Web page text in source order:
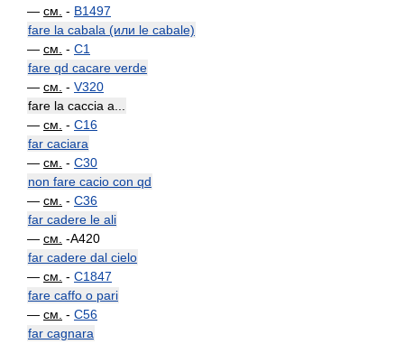
— см. - B1497
fare la cabala (или le cabale)
— см. - C1
fare qd cacare verde
— см. - V320
fare la caccia a...
— см. - C16
far caciara
— см. - C30
non fare cacio con qd
— см. - C36
far cadere le ali
— см. -A420
far cadere dal cielo
— см. - C1847
fare caffo o pari
— см. - C56
far cagnara